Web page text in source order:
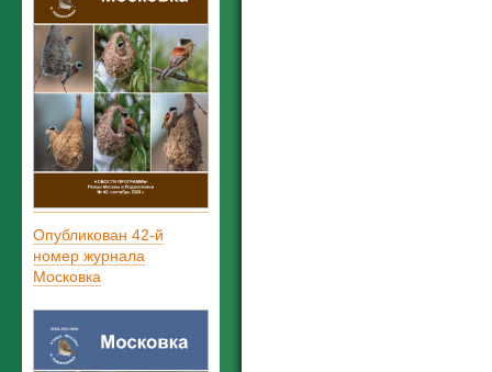
Опубликован 42-й
номер журнала
Московка